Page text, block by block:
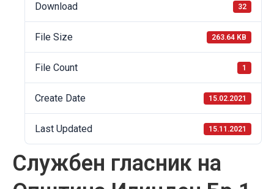
Download 32
File Size 263.64 KB
File Count 1
Create Date 15.02.2021
Last Updated 15.11.2021
Службен гласник на